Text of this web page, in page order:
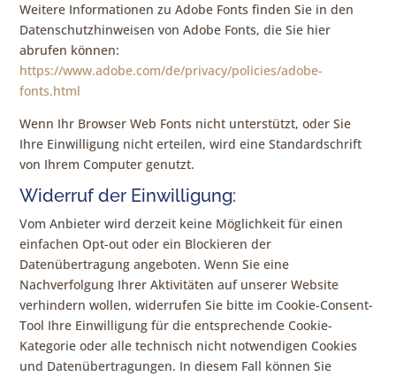
Weitere Informationen zu Adobe Fonts finden Sie in den
Datenschutzhinweisen von Adobe Fonts, die Sie hier
abrufen können:
https://www.adobe.com/de/privacy/policies/adobe-
fonts.html
Wenn Ihr Browser Web Fonts nicht unterstützt, oder Sie
Ihre Einwilligung nicht erteilen, wird eine Standardschrift
von Ihrem Computer genutzt.
Widerruf der Einwilligung:
Vom Anbieter wird derzeit keine Möglichkeit für einen
einfachen Opt-out oder ein Blockieren der
Datenübertragung angeboten. Wenn Sie eine
Nachverfolgung Ihrer Aktivitäten auf unserer Website
verhindern wollen, widerrufen Sie bitte im Cookie-Consent-
Tool Ihre Einwilligung für die entsprechende Cookie-
Kategorie oder alle technisch nicht notwendigen Cookies
und Datenübertragungen. In diesem Fall können Sie